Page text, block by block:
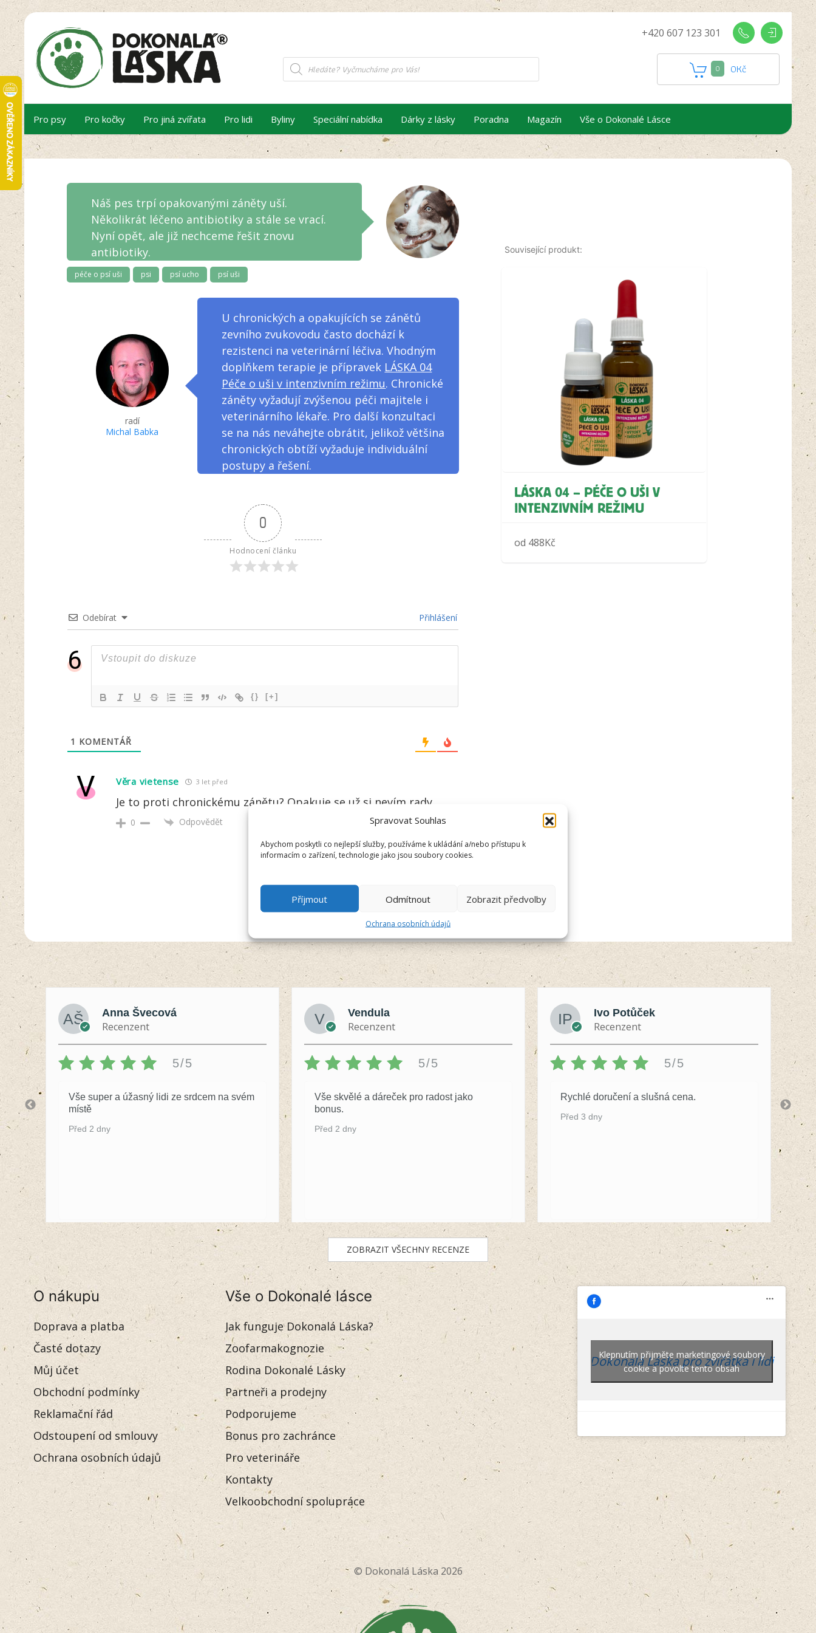
Spravovat Souhlas
Abychom poskytli co nejlepší služby, používáme k ukládání a/nebo přístupu k
informacím o zařízení, technologie jako jsou soubory cookies.
Příjmout Odmítnout Zobrazit předvolby
Ochrana osobních údajů
+420 607 123 301
Products
search 0 0Kč
Pro psy Pro kočky Pro jiná zvířata Pro lidi Byliny Speciální nabídka Dárky z lásky Poradna Magazín Vše o Dokonalé Lásce
Náš pes trpí opakovanými záněty uší.
Několikrát léčeno antibiotiky a stále se vrací.
Nyní opět, ale již nechceme řešit znovu
antibiotiky.
péče o psí uši psi psí ucho psí uši
radí
Michal Babka
U chronických a opakujících se zánětů
zevního zvukovodu často dochází k
rezistenci na veterinární léčiva. Vhodným
doplňkem terapie je přípravek LÁSKA 04
Péče o uši v intenzivním režimu. Chronické
záněty vyžadují zvýšenou péči majitele i
veterinárního lékaře. Pro další konzultaci
se na nás neváhejte obrátit, jelikož většina
chronických obtíží vyžaduje individuální
postupy a řešení.
0
Hodnocení článku
Odebírat Přihlášení
6
{} [+]
1 KOMENTÁŘ
V Věra vietense 3 let před
Je to proti chronickému zánětu? Opakuje se,už si nevím rady
0 Odpovědět
Související produkt:
LÁSKA 04 – PÉČE O UŠI V
INTENZIVNÍM REŽIMU
od 488Kč
Anna Švecová
Recenzent
5/5
Vše super a úžasný lidi ze srdcem na svém
místě
Před 2 dny
Vendula
Recenzent
5/5
Vše skvělé a dáreček pro radost jako
bonus.
Před 2 dny
Ivo Potůček
Recenzent
5/5
Rychlé doručení a slušná cena.
Před 3 dny
ZOBRAZIT VŠECHNY RECENZE
O nákupu
Doprava a platba
Časté dotazy
Můj účet
Obchodní podmínky
Reklamační řád
Odstoupení od smlouvy
Ochrana osobních údajů
Vše o Dokonalé lásce
Jak funguje Dokonalá Láska?
Zoofarmakognozie
Rodina Dokonalé Lásky
Partneři a prodejny
Podporujeme
Bonus pro zachránce
Pro veterináře
Kontakty
Velkoobchodní spolupráce
Dokonalá Láska pro zvířátka i lidi
Klepnutím přijměte marketingové soubory
cookie a povolte tento obsah
© Dokonalá Láska 2026